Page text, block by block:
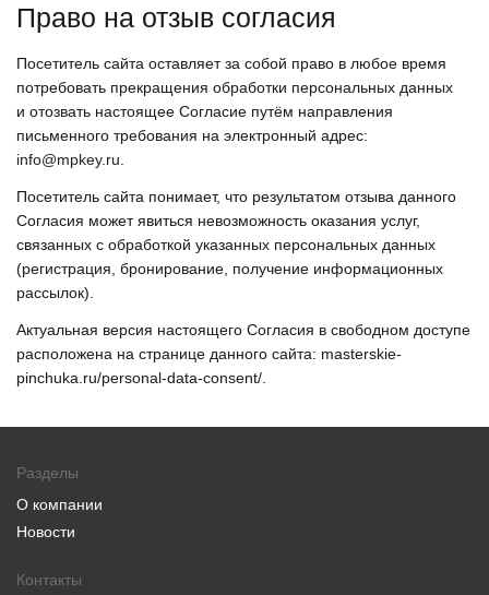
Право на отзыв согласия
Посетитель сайта оставляет за собой право в любое время
потребовать прекращения обработки персональных данных
и отозвать настоящее Согласие путём направления
письменного требования на электронный адрес:
info@mpkey.ru
Посетитель сайта понимает, что результатом отзыва данного
Согласия может явиться невозможность оказания услуг,
связанных с обработкой указанных персональных данных
(регистрация, бронирование, получение информационных
рассылок).
Актуальная версия настоящего Согласия в свободном доступе
расположена на странице данного сайта: masterskie-
pinchuka.ru/personal-data-consent/.
Разделы
О компании
Новости
Контакты